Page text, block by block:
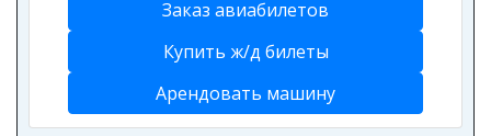
Заказ авиабилетов
Купить ж/д билеты
Арендовать машину